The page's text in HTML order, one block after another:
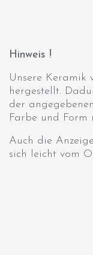
Hinweis !
Unsere
hergestellt.
der
Farbe und Form
Auch die
sich leicht vom